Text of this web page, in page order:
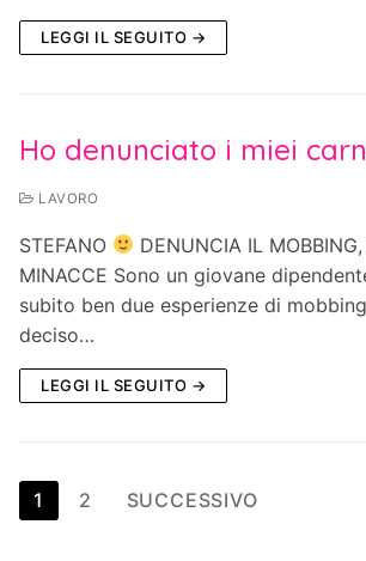
LEGGI IL SEGUITO →
Ho denunciato i miei
LAVORO
STEFANO
DENUNCIA IL MOBBING,
MINACCE Sono un giovane
subito ben due esperienze di
deciso…
LEGGI IL SEGUITO →
Paginazione
degli
1 2 SUCCESSIVO